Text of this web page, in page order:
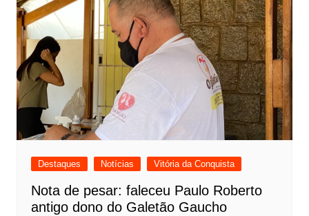
Destaques Notícias Vitória da Conquista
Nota de pesar: faleceu Paulo Roberto
antigo dono do Galetão Gaucho